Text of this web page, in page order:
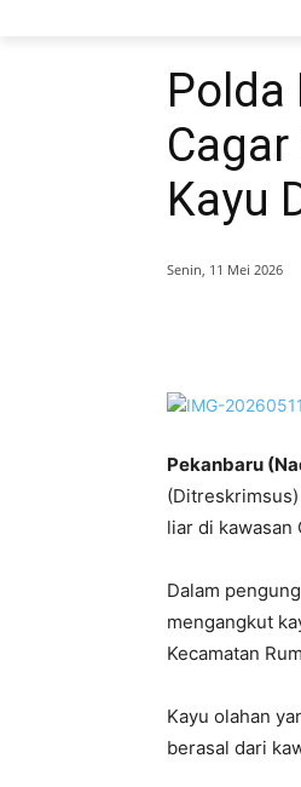
Kayu
Senin, 11 Mei 2026
Pekanbaru
liar di kawasan
Dalam
mengangkut
Kecamatan
Kayu olahan
berasal dari